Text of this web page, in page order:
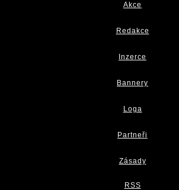
Akce
Redakce
Inzerce
Bannery
Loga
Partneři
Zásady
RSS